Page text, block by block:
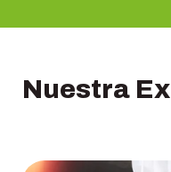
Nuestra